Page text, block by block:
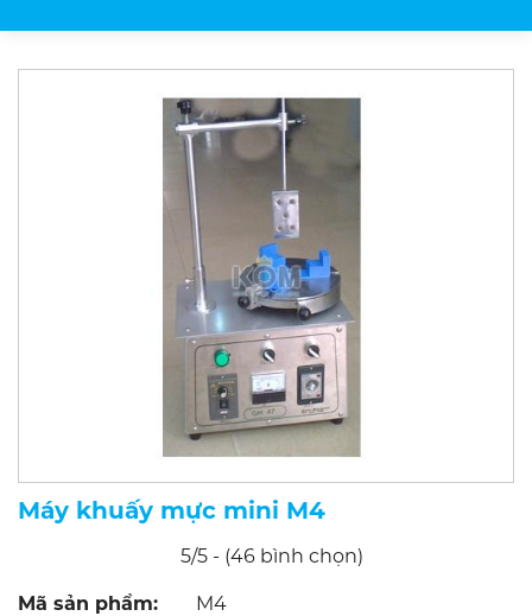
Máy khuấy mực mini M4
5/5 - (46 bình chọn)
Mã sản phẩm:
M4